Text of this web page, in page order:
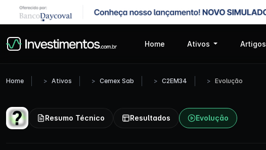
Home Ativos Artigos
Home Ativos Cemex Sab C2EM34 Evolução
Resumo Técnico Resultados Evolução